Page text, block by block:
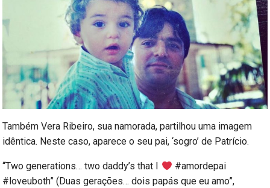
Também Vera Ribeiro, sua namorada, partilhou uma imagem
idêntica. Neste caso, aparece o seu pai, ‘sogro’ de Patrício.
“Two generations… two daddy’s that I
#amordepai
#loveuboth” (Duas gerações… dois papás que eu amo”,